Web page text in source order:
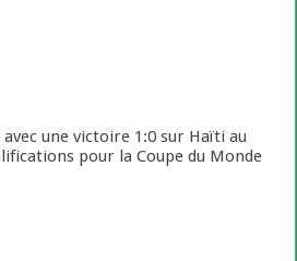
avec une victoire 1:0 sur Haïti au
pour la Coupe du Monde